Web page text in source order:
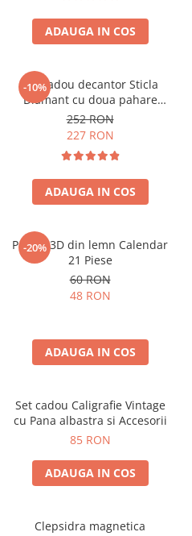
ADAUGA IN COS
-10%
Set cadou decantor Sticla
Diamant cu doua pahare
Deluxe
252 RON
227 RON
ADAUGA IN COS
-20%
Puzzle 3D din lemn Calendar
21 Piese
60 RON
48 RON
ADAUGA IN COS
Set cadou Caligrafie Vintage
cu Pana albastra si Accesorii
85 RON
ADAUGA IN COS
Clepsidra magnetica